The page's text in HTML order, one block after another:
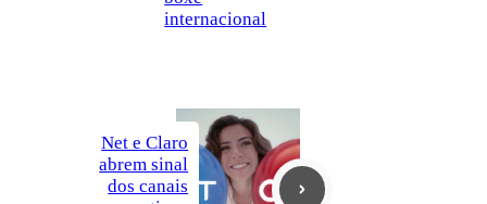
internacional
Net e Claro
abrem sinal
dos canais